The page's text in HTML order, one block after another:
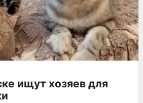
ищут хозяев для